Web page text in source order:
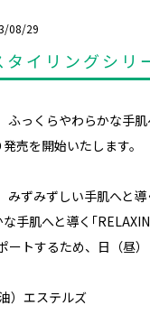
08/29
イリングシリ
っくらやわらかな手
売を開始いたします。
ずみずしい手肌へと
手肌へと導く｢
トするため、日（昼
）エステルズ